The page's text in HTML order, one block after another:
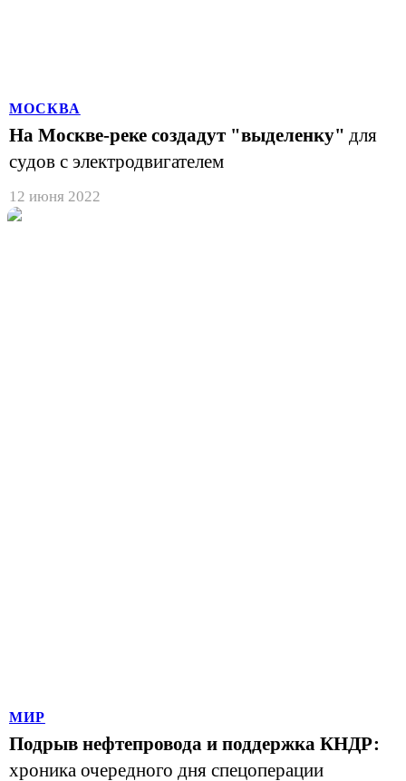
МОСКВА
На Москве-реке создадут "выделенку" для
судов с электродвигателем
12 июня 2022
МИР
Подрыв нефтепровода и поддержка КНДР:
хроника очередного дня спецоперации